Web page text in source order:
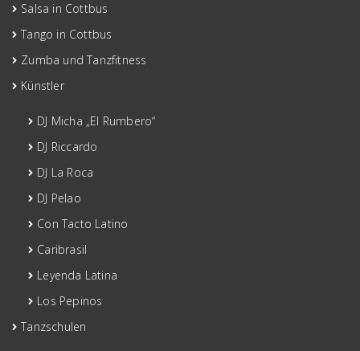
Salsa in Cottbus
Tango in Cottbus
Zumba und Tanzfitness
Künstler
DJ Micha „El Rumbero“
DJ Riccardo
DJ La Roca
DJ Pelao
Con Tacto Latino
Caribrasil
Leyenda Latina
Los Pepinos
Tanzschulen